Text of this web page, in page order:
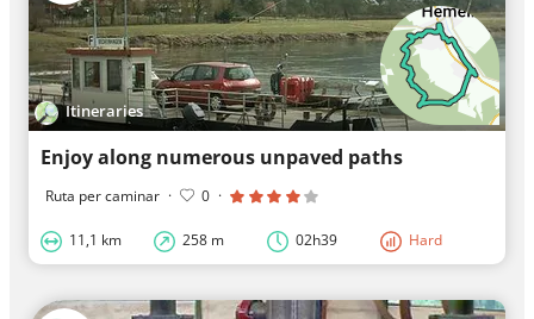
Itineraries
Enjoy along numerous unpaved paths
Ruta per caminar · 0 ·
11,1 km 258 m 02h39 Hard